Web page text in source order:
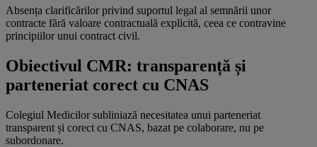
Absența clarificărilor privind suportul legal al semnării unor
contracte fără valoare contractuală explicită, ceea ce contravine
principiilor unui contract civil.
Obiectivul CMR: transparență și
parteneriat corect cu CNAS
Colegiul Medicilor subliniază necesitatea unui parteneriat
transparent și corect cu CNAS, bazat pe colaborare, nu pe
subordonare.